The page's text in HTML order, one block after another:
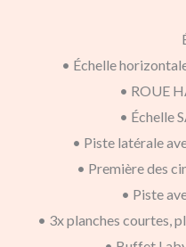
• Échelle
• ROUE
• Échelle
• Piste latérale
• Première des
• Piste
• 3x planches courtes,